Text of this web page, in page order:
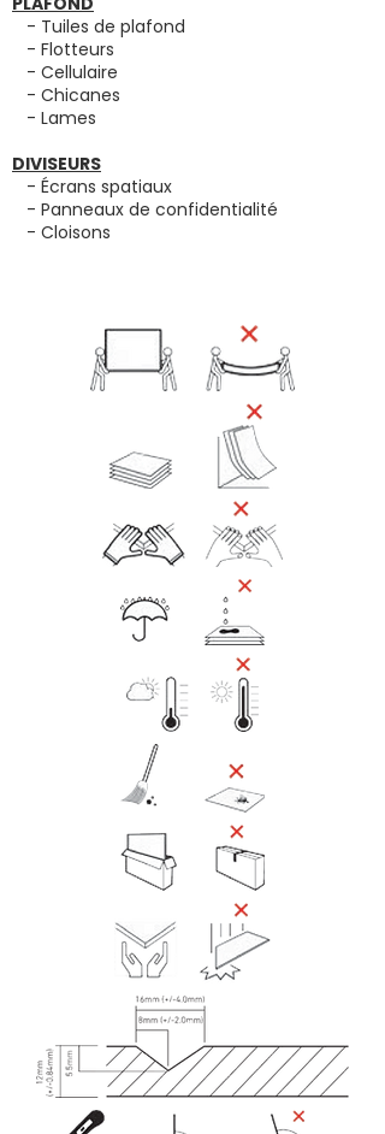
- Tuiles de plafond
- Flotteurs
- Cellulaire
- Chicanes
- Lames
DIVISEURS
- Écrans spatiaux
- Panneaux de confidentialité
- Cloisons